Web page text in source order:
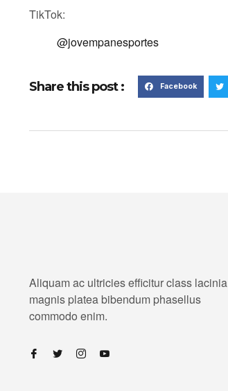
TikTok:
@jovempanesportes
Share this post : Facebook
Aliquam ac ultricies efficitur class lacinia
magnis platea bibendum phasellus
commodo enim.